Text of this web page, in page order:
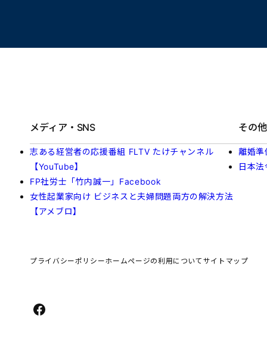
メディア・SNS
志ある経営者の応援番組 FLTV たけチャンネル
【YouTube】
FP社労士「竹内誠一」Facebook
女性起業家向け ビジネスと夫婦問題両方の解決方法
【アメブロ】
その
離婚
日本
プライバシーポリシーホームページの利用について サイトマップ
Facebook